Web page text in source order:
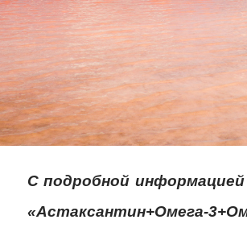
С подробной
«Астаксантин+Омега-